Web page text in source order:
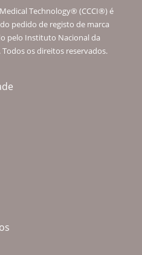
Technology® (CCCI®) é
pedido de registo de marca
pelo Instituto Nacional da
os direitos reservados.